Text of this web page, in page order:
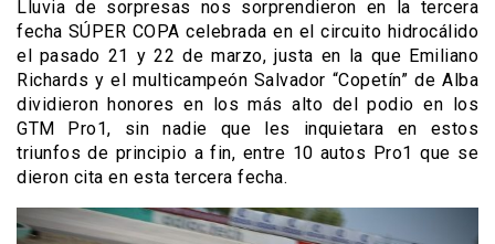
Lluvia de sorpresas nos sorprendieron en la tercera
fecha SÚPER COPA celebrada en el circuito hidrocálido
el pasado 21 y 22 de marzo, justa en la que Emiliano
Richards y el multicampeón Salvador “Copetín” de Alba
dividieron honores en los más alto del podio en los
GTM Pro1, sin nadie que les inquietara en estos
triunfos de principio a fin, entre 10 autos Pro1 que se
dieron cita en esta tercera fecha.